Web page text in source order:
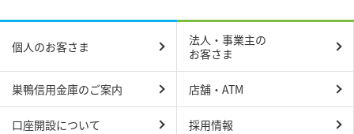
個人のお客さま
法人・事業主の
お客さま
巣鴨信用金庫のご案内 店舗・ATM
口座開設について 採用情報